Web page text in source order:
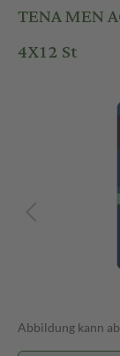
TENA MEN
4X12 St
Abbildung kann